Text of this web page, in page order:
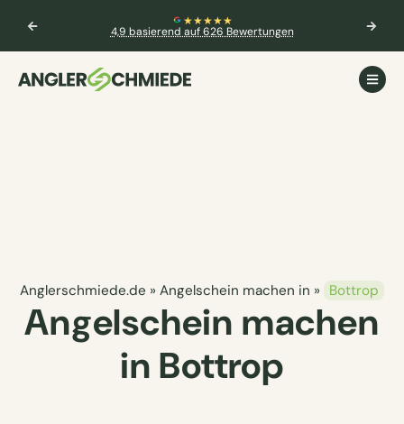
🎣 Aktuelle Prüfungstermine
Weitere Informationen
Anglerschmiede.de »Angelschein machen in » Bottrop
Angelschein machen
in Bottrop